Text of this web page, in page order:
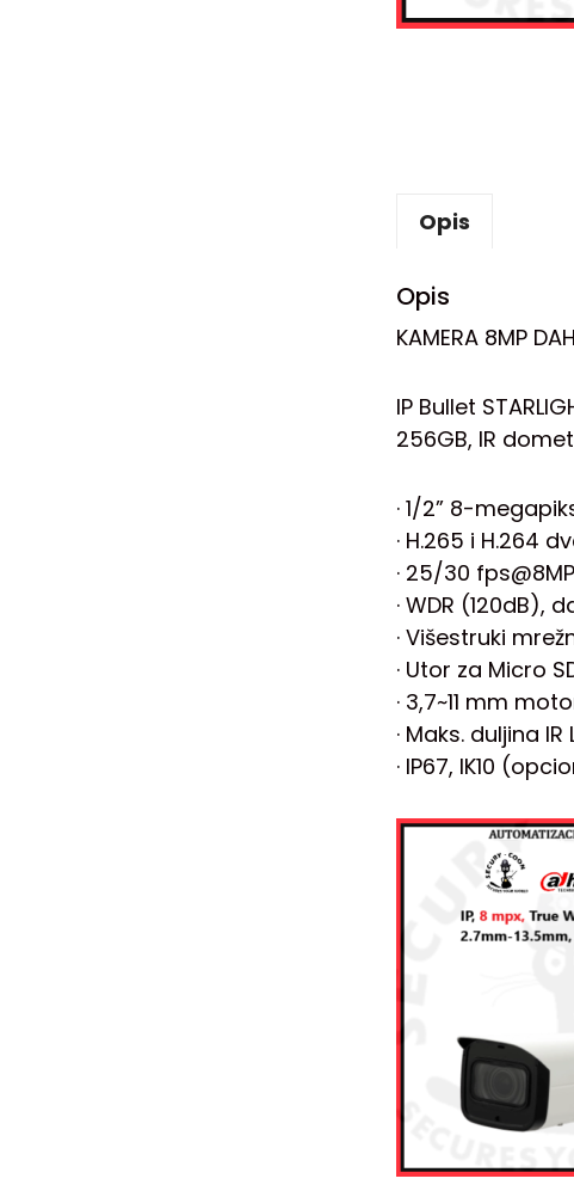
Opis
Opis
KAMERA 8MP
IP Bullet
256GB, IR
· 1/2” 8-
· H.265 i H.264
· 25/30
· WDR (120dB),
· Višestruki
· Utor za Micro
· 3,7~11 mm
· Maks. duljina
· IP67, IK10